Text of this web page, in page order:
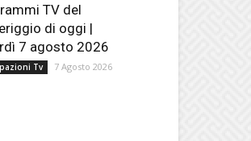
TV del
di oggi |
7 agosto 2026
Tv 7 Agosto 2026